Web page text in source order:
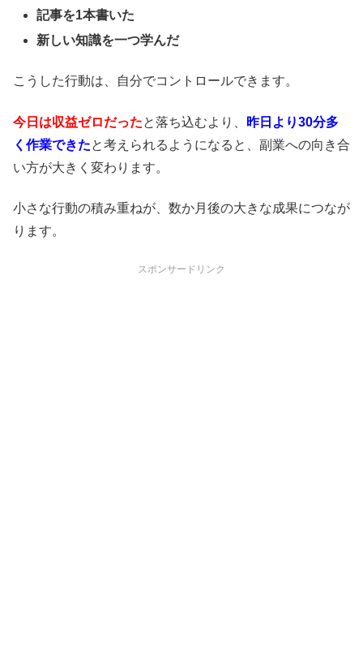
記事を1本書いた
新しい知識を一つ学んだ
こうした行動は、自分でコントロールできます。
今日は収益ゼロだったと落ち込むより、
昨日より30分多
く作業できたと考えられるようになると、副業への向き合
い方が大きく変わります。
小さな行動の積み重ねが、数か月後の大きな成果につなが
ります。
スポンサードリンク